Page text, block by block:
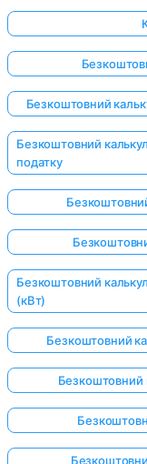
Безкоштовний
Безкоштовний
податку
Безкоштовний
(кВт)
Безкоштовний
Безкоштовний